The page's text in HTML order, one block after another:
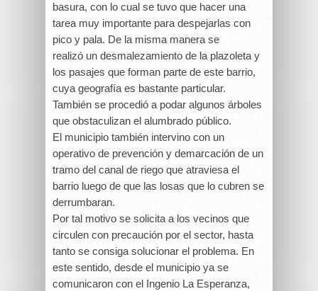
basura, con lo cual se tuvo que hacer una
tarea muy importante para despejarlas con
pico y pala. De la misma manera se
realizó un desmalezamiento de la plazoleta y
los pasajes que forman parte de este barrio,
cuya geografía es bastante particular.
También se procedió a podar algunos árboles
que obstaculizan el alumbrado público.
El municipio también intervino con un
operativo de prevención y demarcación de un
tramo del canal de riego que atraviesa el
barrio luego de que las losas que lo cubren se
derrumbaran.
Por tal motivo se solicita a los vecinos que
circulen con precaución por el sector, hasta
tanto se consiga solucionar el problema. En
este sentido, desde el municipio ya se
comunicaron con el Ingenio La Esperanza,